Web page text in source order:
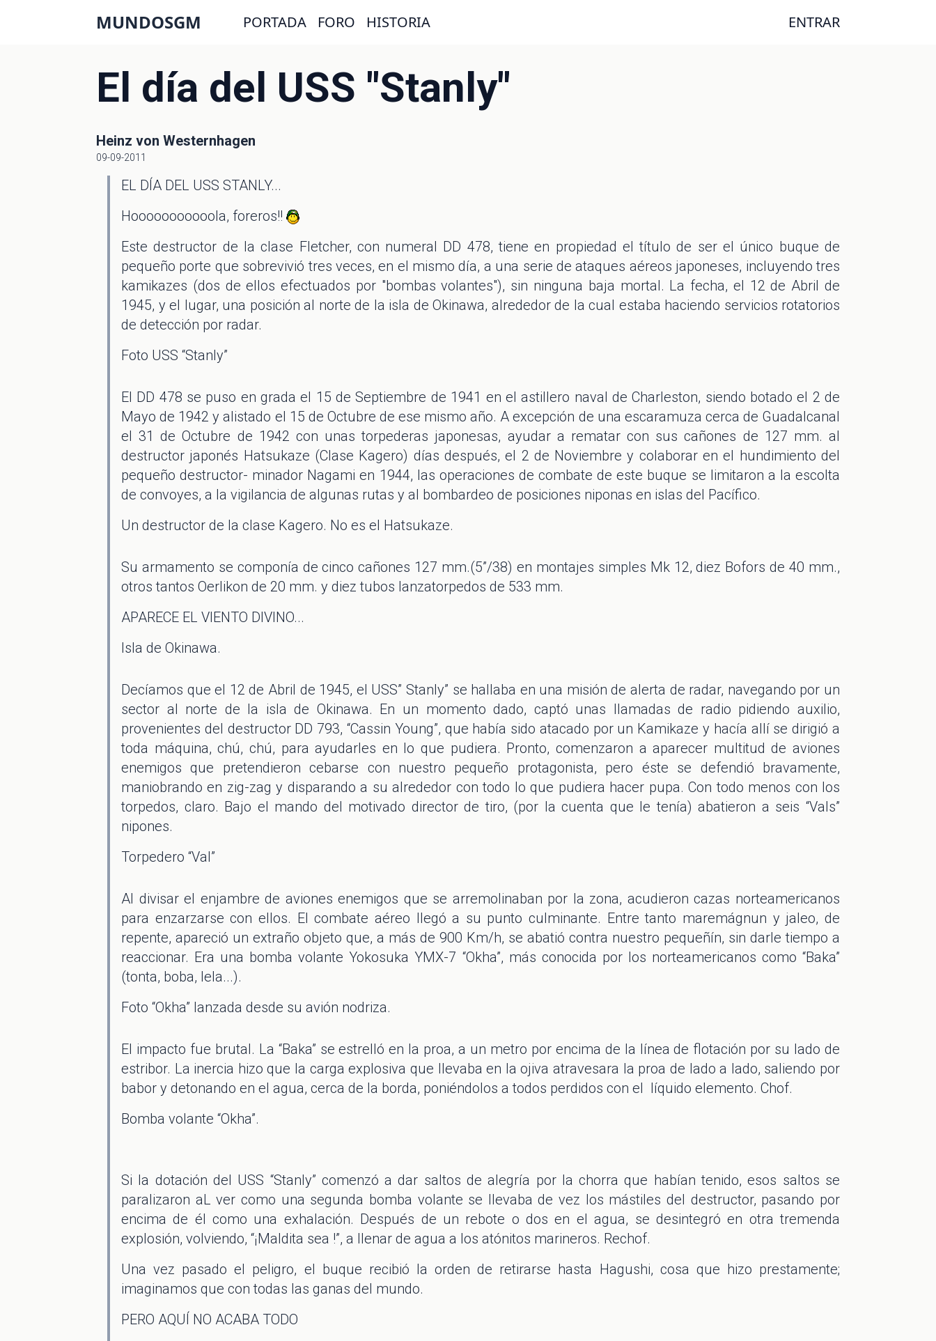
MUNDOSGM PORTADA FORO HISTORIA ENTRAR
El día del USS "Stanly"
Heinz von Westernhagen
09-09-2011
EL DÍA DEL USS STANLY...
Hooooooooooola, foreros!!
Este destructor de la clase Fletcher, con numeral DD 478, tiene en propiedad el título de ser el único buque de
pequeño porte que sobrevivió tres veces, en el mismo día, a una serie de ataques aéreos japoneses, incluyendo tres
kamikazes (dos de ellos efectuados por "bombas volantes"), sin ninguna baja mortal. La fecha, el 12 de Abril de
1945, y el lugar, una posición al norte de la isla de Okinawa, alrededor de la cual estaba haciendo servicios rotatorios
de detección por radar.
Foto USS “Stanly”
El DD 478 se puso en grada el 15 de Septiembre de 1941 en el astillero naval de Charleston, siendo botado el 2 de
Mayo de 1942 y alistado el 15 de Octubre de ese mismo año. A excepción de una escaramuza cerca de Guadalcanal
el 31 de Octubre de 1942 con unas torpederas japonesas, ayudar a rematar con sus cañones de 127 mm. al
destructor japonés Hatsukaze (Clase Kagero) días después, el 2 de Noviembre y colaborar en el hundimiento del
pequeño destructor- minador Nagami en 1944, las operaciones de combate de este buque se limitaron a la escolta
de convoyes, a la vigilancia de algunas rutas y al bombardeo de posiciones niponas en islas del Pacífico.
Un destructor de la clase Kagero. No es el Hatsukaze.
Su armamento se componía de cinco cañones 127 mm.(5”/38) en montajes simples Mk 12, diez Bofors de 40 mm.,
otros tantos Oerlikon de 20 mm. y diez tubos lanzatorpedos de 533 mm.
APARECE EL VIENTO DIVINO...
Isla de Okinawa.
Decíamos que el 12 de Abril de 1945, el USS” Stanly” se hallaba en una misión de alerta de radar, navegando por un
sector al norte de la isla de Okinawa. En un momento dado, captó unas llamadas de radio pidiendo auxilio,
provenientes del destructor DD 793, “Cassin Young”, que había sido atacado por un Kamikaze y hacía allí se dirigió a
toda máquina, chú, chú, para ayudarles en lo que pudiera. Pronto, comenzaron a aparecer multitud de aviones
enemigos que pretendieron cebarse con nuestro pequeño protagonista, pero éste se defendió bravamente,
maniobrando en zig-zag y disparando a su alrededor con todo lo que pudiera hacer pupa. Con todo menos con los
torpedos, claro. Bajo el mando del motivado director de tiro, (por la cuenta que le tenía) abatieron a seis “Vals”
nipones.
Torpedero “Val”
Al divisar el enjambre de aviones enemigos que se arremolinaban por la zona, acudieron cazas norteamericanos
para enzarzarse con ellos. El combate aéreo llegó a su punto culminante. Entre tanto maremágnun y jaleo, de
repente, apareció un extraño objeto que, a más de 900 Km/h, se abatió contra nuestro pequeñín, sin darle tiempo a
reaccionar. Era una bomba volante Yokosuka YMX-7 “Okha”, más conocida por los norteamericanos como “Baka”
(tonta, boba, lela...).
Foto “Okha” lanzada desde su avión nodriza.
El impacto fue brutal. La “Baka” se estrelló en la proa, a un metro por encima de la línea de flotación por su lado de
estribor. La inercia hizo que la carga explosiva que llevaba en la ojiva atravesara la proa de lado a lado, saliendo por
babor y detonando en el agua, cerca de la borda, poniéndolos a todos perdidos con el líquido elemento. Chof.
Bomba volante “Okha”.
Si la dotación del USS “Stanly” comenzó a dar saltos de alegría por la chorra que habían tenido, esos saltos se
paralizaron aL ver como una segunda bomba volante se llevaba de vez los mástiles del destructor, pasando por
encima de él como una exhalación. Después de un rebote o dos en el agua, se desintegró en otra tremenda
explosión, volviendo, “¡Maldita sea !”, a llenar de agua a los atónitos marineros. Rechof.
Una vez pasado el peligro, el buque recibió la orden de retirarse hasta Hagushi, cosa que hizo prestamente;
imaginamos que con todas las ganas del mundo.
PERO AQUÍ NO ACABA TODO